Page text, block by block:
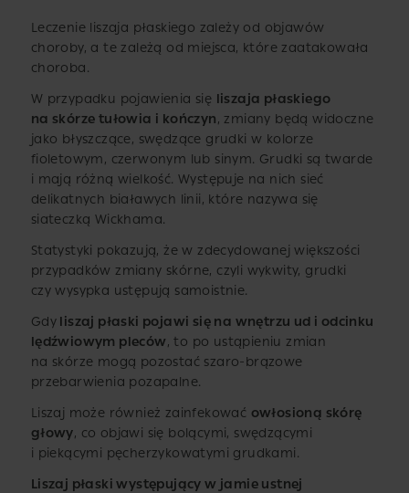
Leczenie liszaja płaskiego zależy od objawów
choroby, a te zależą od miejsca, które zaatakowała
choroba.
W przypadku pojawienia się liszaja płaskiego
na skórze tułowia i kończyn, zmiany będą widoczne
jako błyszczące, swędzące grudki w kolorze
fioletowym, czerwonym lub sinym. Grudki są twarde
i mają różną wielkość. Występuje na nich sieć
delikatnych białawych linii, które nazywa się
siateczką Wickhama.
Statystyki pokazują, że w zdecydowanej większości
przypadków zmiany skórne, czyli wykwity, grudki
czy wysypka ustępują samoistnie.
Gdyliszaj płaski pojawi się na wnętrzu ud i odcinku
lędźwiowym pleców, to po ustąpieniu zmian
na skórze mogą pozostać szaro-brązowe
przebarwienia pozapalne.
Liszaj może również zainfekować owłosioną skórę
głowy, co objawi się bolącymi, swędzącymi
i piekącymi pęcherzykowatymi grudkami.
Liszaj płaski występujący w jamie ustnej